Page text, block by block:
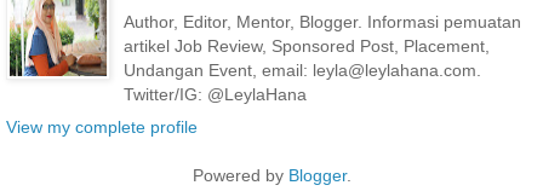
Author, Editor, Mentor, Blogger. Informasi pemuatan
artikel Job Review, Sponsored Post, Placement,
Undangan Event, email: leyla@leylahana.com.
Twitter/IG: @LeylaHana
View my complete profile
Powered by Blogger.